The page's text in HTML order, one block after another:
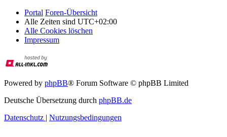
Portal Foren-Übersicht
Alle Zeiten sind UTC+02:00
Alle Cookies löschen
Impressum
Powered by phpBB® Forum Software © phpBB Limited
Deutsche Übersetzung durch phpBB.de
Datenschutz | Nutzungsbedingungen